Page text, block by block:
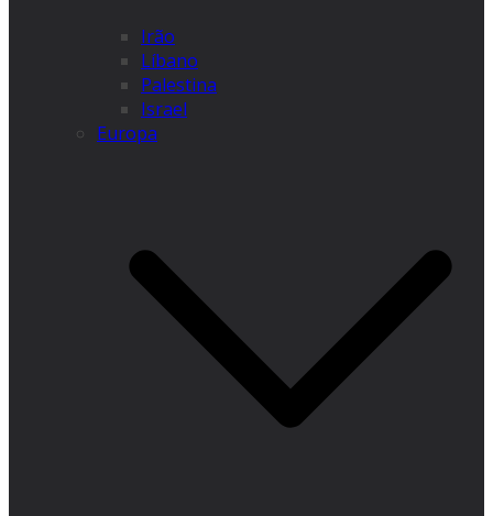
Irão
Líbano
Palestina
Israel
Europa